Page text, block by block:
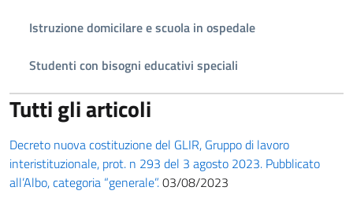
Istruzione domicilare e scuola in ospedale
Studenti con bisogni educativi speciali
Tutti gli articoli
Decreto nuova costituzione del GLIR, Gruppo di lavoro
interistituzionale, prot. n 293 del 3 agosto 2023. Pubblicato
all’Albo, categoria “generale”.03/08/2023